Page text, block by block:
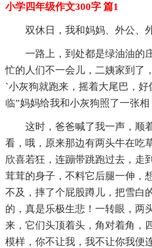
小学四年级作文300字 篇1
双休日，我和妈妈、外公、
一路上，到处都是绿油油的
忙的人们不一会儿，二姨家到了
`小灰狗就跑来，摇着大尾巴，
临”妈妈给我和小灰狗照了一张相
这时，爸爸喊了我一声，顺
看，哦，原来那边有两头牛在吃
欣喜若狂，连蹦带跳跑过去，走
茸茸的身子，不料它后腿一伸，
不及，摔了个屁股蹲儿，把雪白
的，真是乐极生悲！一转眼，两
来，它们头顶着头，角对着角，
模样，你不让我，我不让你我便